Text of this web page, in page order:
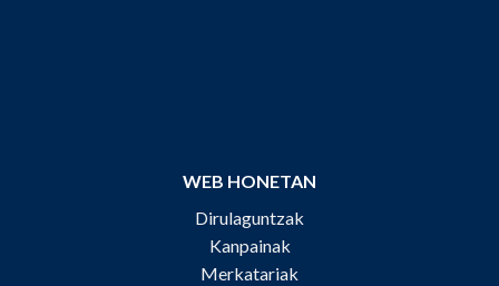
WEB HONETAN
Dirulaguntzak
Kanpainak
Merkatariak